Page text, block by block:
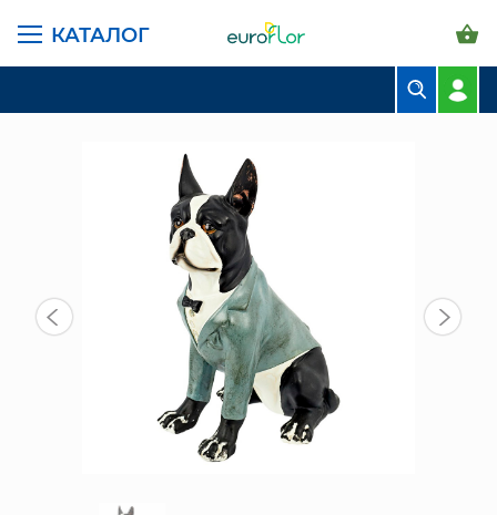
КАТАЛОГ
ЦВЕТЫ В ПАЧКАХ
СВАДЕБНАЯ ФЛОРИСТИКА
КОМНАТНЫЕ РАСТЕНИЯ
ГОРШКИ И КАШПО
ГРУНТЫ И УДОБРЕНИЯ
ПРЕДМЕТЫ ИНТЕРЬЕРА
ГЛАВНАЯ СТРАНИЦА КАТАЛОГ
ПРЕДМЕТЫ ИНТЕРЬЕРА